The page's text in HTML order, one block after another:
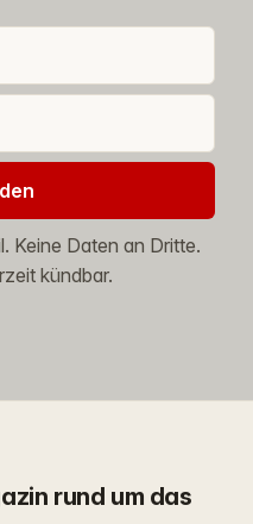
Keine Daten an Dritte.
kündbar.
rund um das